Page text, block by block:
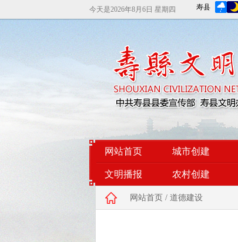
今天是2026年8月6日 星期四
网站首页 城市创建
文明播报 农村创建
网站首页 / 道德建设